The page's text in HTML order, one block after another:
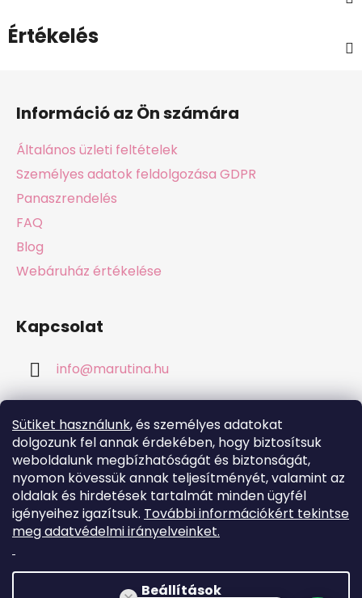
Sütiket használunk, és személyes adatokat
dolgozunk fel annak érdekében, hogy biztosítsuk
weboldalunk megbízhatóságát és biztonságát,
nyomon kövessük annak teljesítményét, valamint az
oldalak és hirdetések tartalmát minden ügyfél
igényeihez igazítsuk. További információkért tekintse
meg adatvédelmi irányelveinket.
Beállítások
Értékelés
Információ az Ön számára
Általános üzleti feltételek
Személyes adatok feldolgozása GDPR
Panaszrendelés
FAQ
Blog
Webáruház értékelése
Kapcsolat
info@marutina.hu
+421911050251
Online fizetési lehetőséget biztosítunk